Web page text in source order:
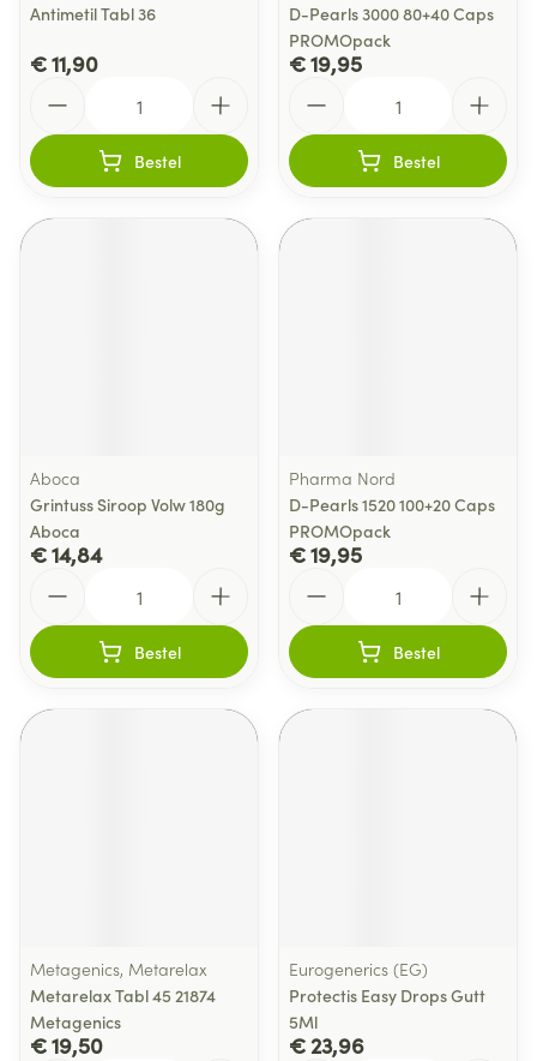
Antimetil Tabl 36
€ 11,90
Bestel
D-Pearls 3000 80+40 Caps
PROMOpack
€ 19,95
Bestel
Aboca
Grintuss Siroop Volw 180g
Aboca
€ 14,84
Bestel
Pharma Nord
D-Pearls 1520 100+20 Caps
PROMOpack
€ 19,95
Bestel
Metagenics, Metarelax
Metarelax Tabl 45 21874
Metagenics
€ 19,50
Eurogenerics (EG)
Protectis Easy Drops Gutt
5Ml
€ 23,96